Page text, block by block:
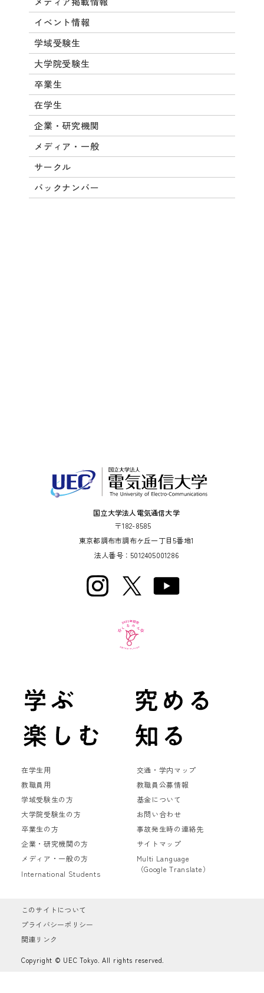
イベント情報
学域受験生
大学院受験生
卒業生
在学生
企業・研究機関
メディア・一般
サークル
バックナンバー
国立大学法人電気通信大学
〒182-8585
東京都調布市調布ケ丘一丁目5番地1
法人番号：5012405001286
在学生用
教職員用
学域受験生の方
大学院受験生の方
卒業生の方
企業・研究機関の方
メディア・一般の方
International Students
交通・学内マップ
教職員公募情報
基金について
お問い合わせ
事故発生時の連絡先
サイトマップ
Multi Language
（Google Translate）
このサイトについて
プライバシーポリシー
関連リンク
Copyright © UEC Tokyo. All rights reserved.